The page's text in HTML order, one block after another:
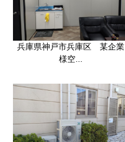
兵庫県神戸市兵庫区 某企業
様空...